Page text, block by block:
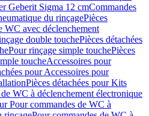
Geberit Sigma 12 cmCommandes
du rinçagePièces
WC avec déclenchement
double touchePièces détachées
Pour rinçage simple touchePièces
toucheAccessoires pour
pour Accessoires pour
Pièces détachées pour Kits
WC à déclenchement électronique
Pour commandes de WC à